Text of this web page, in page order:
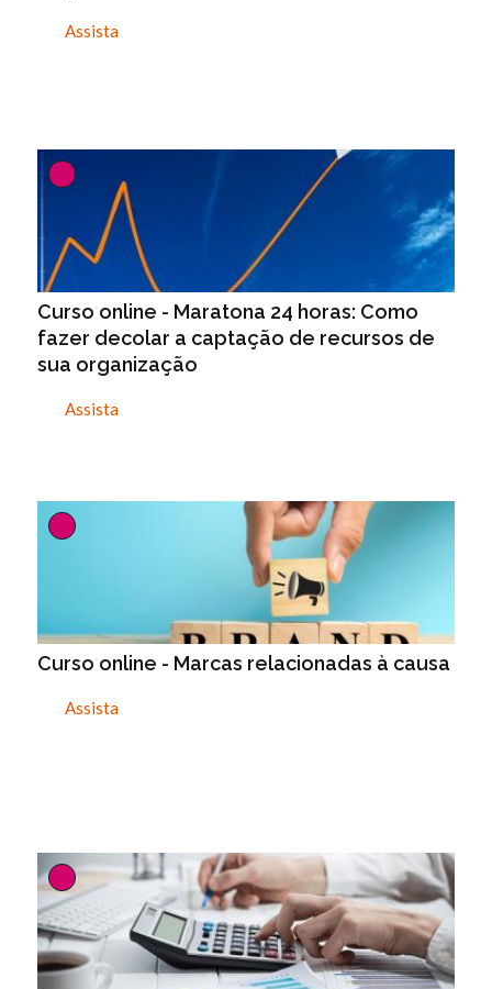
Assista
Curso online - Maratona 24 horas: Como
fazer decolar a captação de recursos de
sua organização
Assista
Curso online - Marcas relacionadas à causa
Assista